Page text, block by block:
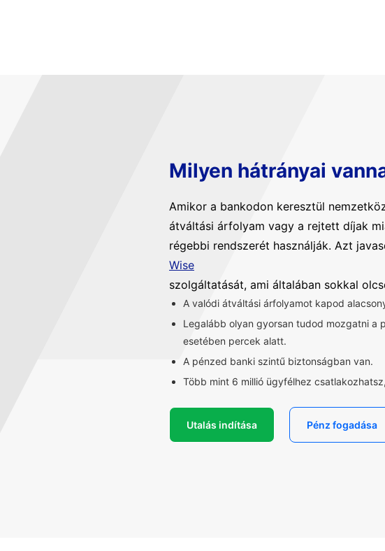
Milyen hátrányai
Amikor a bankodon keresztül
átváltási árfolyam vagy a rejtett díjak
régebbi rendszerét használják. Azt
Wise
szolgáltatását, ami általában sokkal
A valódi átváltási árfolyamot kapod
Legalább olyan gyorsan tudod mozgatni a
esetében percek alatt.
A pénzed banki szintű biztonságban van.
Több mint 6 millió ügyfélhez
Utalás indítása Pénz fogadása